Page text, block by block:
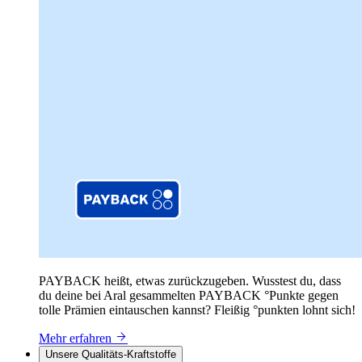
PAYBACK heißt, etwas zurückzugeben. Wusstest du, dass
du deine bei Aral gesammelten PAYBACK °Punkte gegen
tolle Prämien eintauschen kannst? Fleißig °punkten lohnt sich!
Mehr erfahren
Unsere Qualitäts-Kraftstoffe